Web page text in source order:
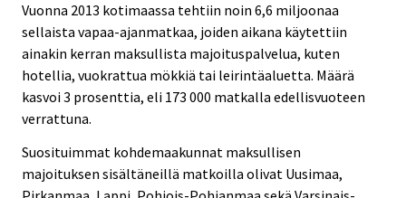
Vuonna 2013 kotimaassa tehtiin noin 6,6 miljoonaa
sellaista vapaa-ajanmatkaa, joiden aikana käytettiin
ainakin kerran maksullista majoituspalvelua, kuten
hotellia, vuokrattua mökkiä tai leirintäaluetta. Määrä
kasvoi 3 prosenttia, eli 173 000 matkalla edellisvuoteen
verrattuna.
Suosituimmat kohdemaakunnat maksullisen
majoituksen sisältäneillä matkoilla olivat Uusimaa,